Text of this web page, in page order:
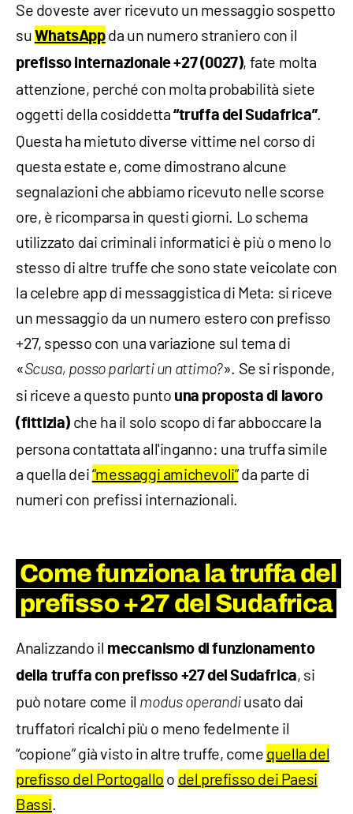
Se doveste aver ricevuto un messaggio sospetto
su WhatsAppda un numero straniero con il
prefisso internazionale +27 (0027), fate molta
attenzione, perché con molta probabilità siete
oggetti della cosiddetta“truffa del Sudafrica”.
Questa ha mietuto diverse vittime nel corso di
questa estate e, come dimostrano alcune
segnalazioni che abbiamo ricevuto nelle scorse
ore, è ricomparsa in questi giorni. Lo schema
utilizzato dai criminali informatici è più o meno lo
stesso di altre truffe che sono state veicolate con
la celebre app di messaggistica di Meta: si riceve
un messaggio da un numero estero con prefisso
+27, spesso con una variazione sul tema di
«Scusa, posso parlarti un attimo?». Se si risponde,
si riceve a questo punto una proposta di lavoro
(fittizia) che ha il solo scopo di far abboccare la
persona contattata all'inganno: una truffa simile
a quella dei“messaggi amichevoli”da parte di
numeri con prefissi internazionali.
Come funziona la truffa del
prefisso +27 del Sudafrica
Analizzando il meccanismo di funzionamento
della truffa con prefisso +27 del Sudafrica, si
può notare come il modus operandiusato dai
truffatori ricalchi più o meno fedelmente il
“copione” già visto in altre truffe, come quella del
prefisso del Portogallo o del prefisso dei Paesi
Bassi.